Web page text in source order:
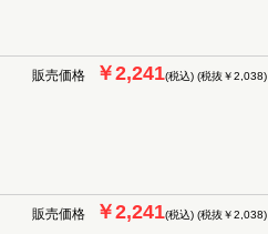
販売価格 ￥2,241(税込) (税抜￥2,038)
販売価格 ￥2,241(税込) (税抜￥2,038)